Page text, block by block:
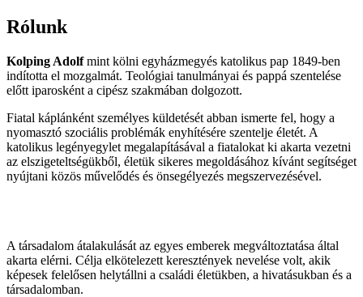
Rólunk
Kolping Adolfmint kölni egyházmegyés katolikus pap 1849-ben
indította el mozgalmát. Teológiai tanulmányai és pappá szentelése
előtt iparosként a cipész szakmában dolgozott.
Fiatal káplánként személyes küldetését abban ismerte fel, hogy a
nyomasztó szociális problémák enyhítésére szentelje életét. A
katolikus legényegylet megalapításával a fiatalokat ki akarta vezetni
az elszigeteltségükből, életük sikeres megoldásához kívánt segítséget
nyújtani közös művelődés és önsegélyezés megszervezésével.
A társadalom átalakulását az egyes emberek megváltoztatása által
akarta elérni. Célja elkötelezett keresztények nevelése volt, akik
képesek felelősen helytállni a családi életükben, a hivatásukban és a
társadalomban.